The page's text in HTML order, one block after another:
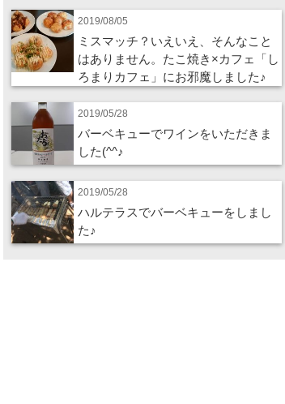
2019/08/05
ミスマッチ？いえいえ、そんなこと
はありません。たこ焼き×カフェ「し
ろまりカフェ」にお邪魔しました♪
2019/05/28
バーベキューでワインをいただきま
した(^^♪
2019/05/28
ハルテラスでバーベキューをしまし
た♪